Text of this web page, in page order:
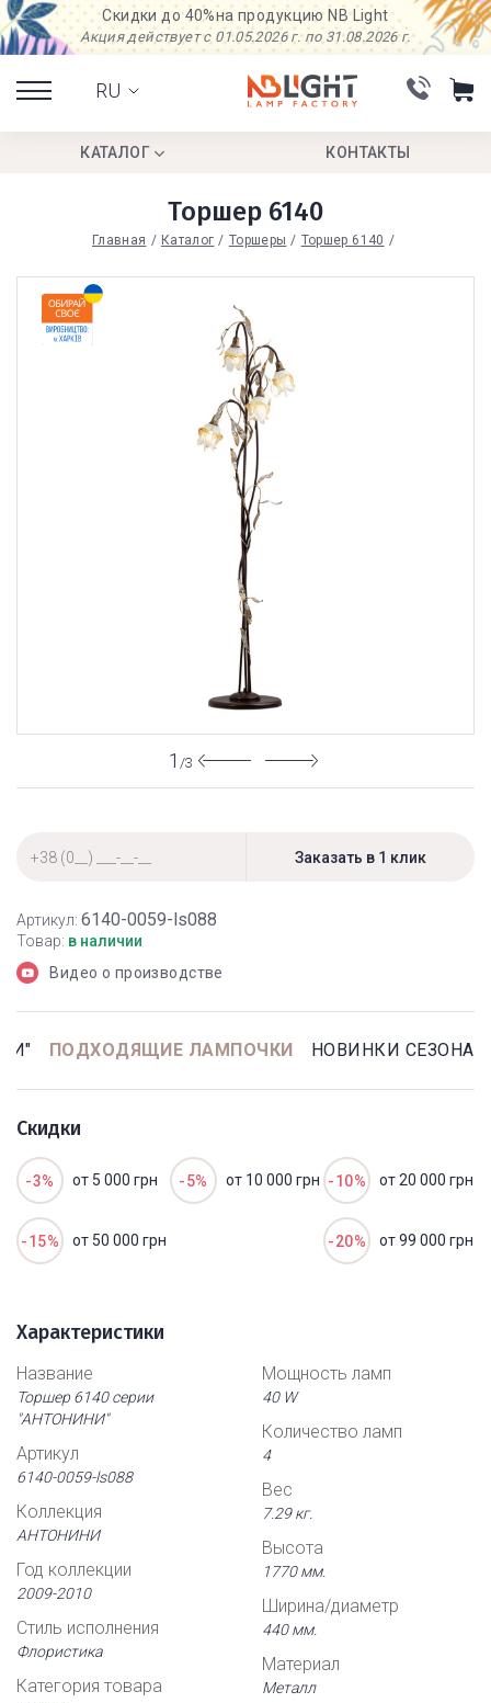
Скидки до 40%на продукцию NB Light
Акция действует с 01.05.2026 г. по 31.08.2026 г.
RU
КАТАЛОГ КОНТАКТЫ
Торшер 6140
Главная Каталог Торшеры Торшер 6140
1 /3
Артикул: 6140-0059-ls088
Товар: в наличии
Видео о производстве
ПОДХОДЯЩИЕ ЛАМПОЧКИ НОВИНКИ СЕЗОНА
Скидки
-3% от 5 000 грн -5% от 10 000 грн -10% от 20 000 грн
-15% от 50 000 грн -20% от 99 000 грн
Характеристики
Название
Торшер 6140 серии
"АНТОНИНИ"
Артикул
6140-0059-ls088
Коллекция
АНТОНИНИ
Год коллекции
2009-2010
Стиль исполнения
Флористика
Категория товара
Мощность ламп
40 W
Количество ламп
4
Вес
7.29 кг.
Высота
1770 мм.
Ширина/диаметр
440 мм.
Материал
Металл